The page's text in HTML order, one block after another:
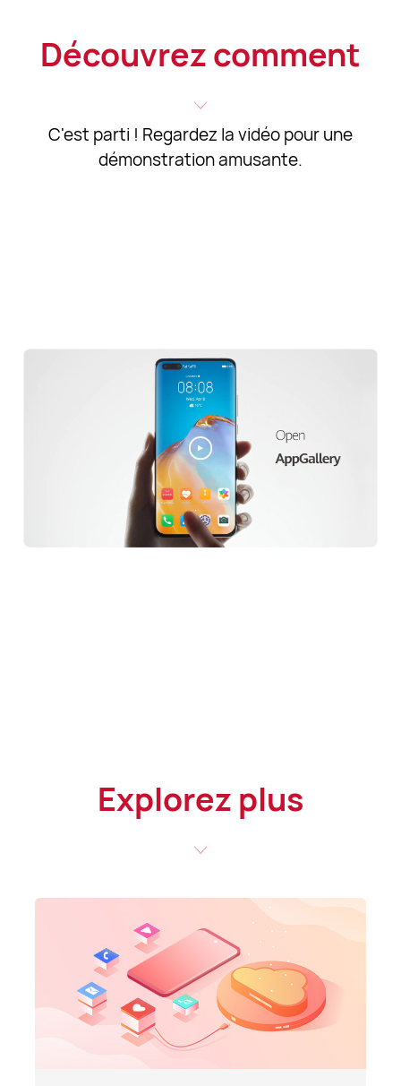
Découvrez comment
C'est parti ! Regardez la vidéo pour une
démonstration amusante.
Explorez plus